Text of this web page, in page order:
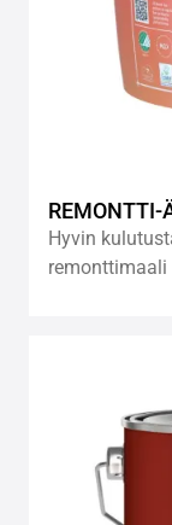
REMONTTI-
Hyvin
remonttimaali